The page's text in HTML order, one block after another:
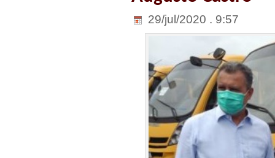
29/jul/2020 . 9:57